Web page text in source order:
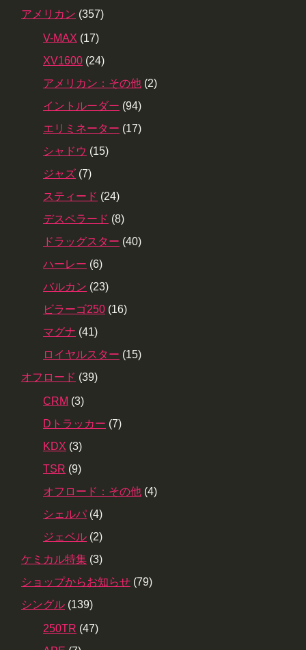
アメリカン (357)
V-MAX (17)
XV1600 (24)
アメリカン：その他 (2)
イントルーダー (94)
エリミネーター (17)
シャドウ (15)
ジャズ (7)
スティード (24)
デスペラード (8)
ドラッグスター (40)
ハーレー (6)
バルカン (23)
ビラーゴ250 (16)
マグナ (41)
ロイヤルスター (15)
オフロード (39)
CRM (3)
Dトラッカー (7)
KDX (3)
TSR (9)
オフロード：その他 (4)
シェルパ (4)
ジェベル (2)
ケミカル特集 (3)
ショップからお知らせ (79)
シングル (139)
250TR (47)